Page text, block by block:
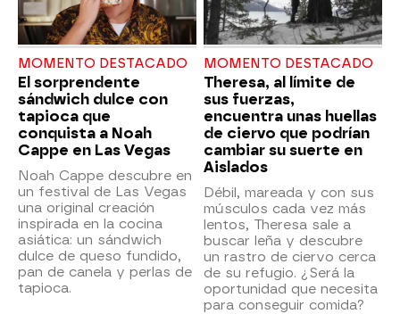
MOMENTO DESTACADO
El sorprendente
sándwich dulce con
tapioca que
conquista a Noah
Cappe en Las Vegas
Noah Cappe descubre en
un festival de Las Vegas
una original creación
inspirada en la cocina
asiática: un sándwich
dulce de queso fundido,
pan de canela y perlas de
tapioca.
MOMENTO DESTACADO
Theresa, al límite de
sus fuerzas,
encuentra unas huellas
de ciervo que podrían
cambiar su suerte en
Aislados
Débil, mareada y con sus
músculos cada vez más
lentos, Theresa sale a
buscar leña y descubre
un rastro de ciervo cerca
de su refugio. ¿Será la
oportunidad que necesita
para conseguir comida?